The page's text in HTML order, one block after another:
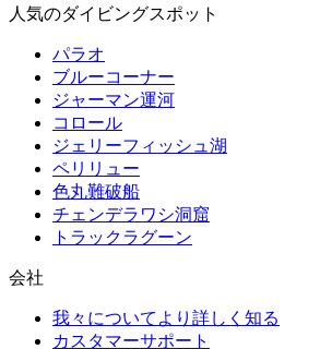
人気のダイビングスポット
パラオ
ブルーコーナー
ジャーマン運河
コロール
ジェリーフィッシュ湖
ペリリュー
色丸難破船
チェンデラワシ洞窟
トラックラグーン
会社
我々についてより詳しく知る
カスタマーサポート